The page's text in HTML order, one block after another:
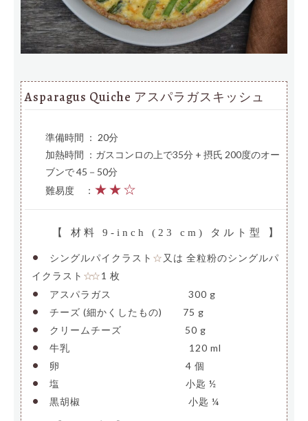
Asparagus Quiche アスパラガスキッシュ
準備時間 ： 20分
加熱時間 ：ガスコンロの上で35分 + 摂氏 200度のオー
ブンで 45－50分
難易度
： ★★☆
【 材料 9-inch (23 cm) タルト型 】
• シングルパイクラスト ☆又は 全粒粉のシングルパ
イクラスト ☆☆ 1 枚
• アスパラガス 300 g
• チーズ (細かくしたもの) 75 g
• クリームチーズ 50 g
• 牛乳 120 ml
• 卵 4 個
• 塩 小匙 ½
• 黒胡椒 小匙 ¼